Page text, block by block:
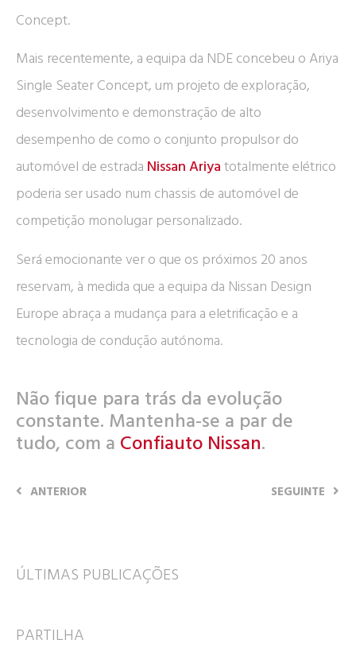
Concept.
Mais recentemente, a equipa da NDE concebeu o Ariya
Single Seater Concept, um projeto de exploração,
desenvolvimento e demonstração de alto
desempenho de como o conjunto propulsor do
automóvel de estrada Nissan Ariya totalmente elétrico
poderia ser usado num chassis de automóvel de
competição monolugar personalizado.
Será emocionante ver o que os próximos 20 anos
reservam, à medida que a equipa da Nissan Design
Europe abraça a mudança para a eletrificação e a
tecnologia de condução autónoma.
Não fique para trás da evolução
constante. Mantenha-se a par de
tudo, com a Confiauto Nissan.
ANTERIOR SEGUINTE
ÚLTIMAS PUBLICAÇÕES
PARTILHA